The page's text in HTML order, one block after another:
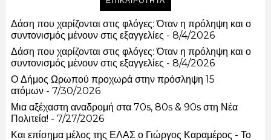
Δάση που χαρίζονται στις φλόγες: Όταν η πρόληψη και ο
συντονισμός μένουν στις εξαγγελίες - 8/4/2026
Δάση που χαρίζονται στις φλόγες: Όταν η πρόληψη και ο
συντονισμός μένουν στις εξαγγελίες - 8/4/2026
Ο Δήμος Ωρωπού προχωρά στην πρόσληψη 15
ατόμων - 7/30/2026
Μια αξέχαστη αναδρομή στα 70s, 80s & 90s στη Νέα
Πολιτεία! - 7/27/2026
Και επίσημα μέλος της ΕΛΑΣ ο Γιώργος Καραμέρος - Το